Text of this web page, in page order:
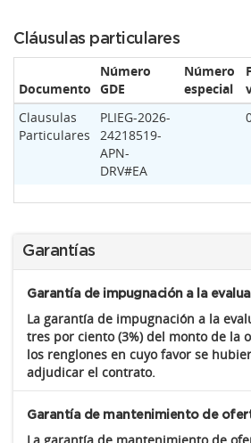
Cláusulas particulares
Documento
Número
GDE
Número
especial
Clausulas
Particulares
PLIEG-2026-
24218519-
APN-
DRV#EA
Garantías
Garantía de impugnación a la
La garantía de impugnación a la
tres por ciento (3%) del monto de la
los renglones en cuyo favor se
adjudicar el contrato.
Garantía de mantenimiento de